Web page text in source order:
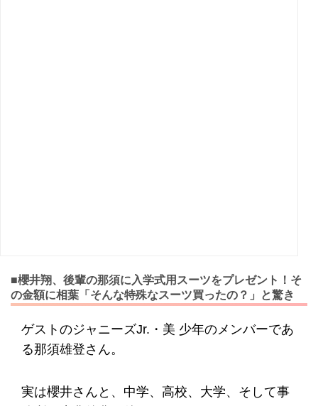
■櫻井翔、後輩の那須に入学式用スーツをプレゼント！そ
の金額に相葉「そんな特殊なスーツ買ったの？」と驚き
ゲストのジャニーズJr.・美 少年のメンバーであ
る那須雄登さん。
実は櫻井さんと、中学、高校、大学、そして事